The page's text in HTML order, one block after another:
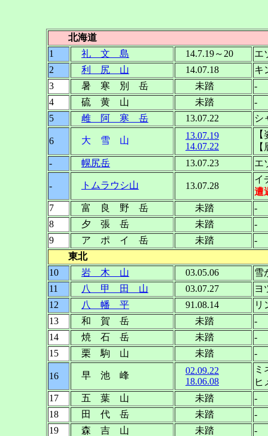
北海道
1
礼 文 島 14.7.19～20
エ
2
利 尻 山 14.07.18
キ
3
暑 寒 別 岳 未踏
-
4
硫 黄 山 未踏
-
5
雌 阿 寒 岳 13.07.22 シ
6 大 雪 山
13.07.19
14.07.22
-
幌尻岳 13.07.23 エ
- トムラウシ山 13.07.28
イ
遭
7
富 良 野 岳 未踏
-
8
夕 張 岳 未踏
-
9
ア ポ イ 岳 未踏
-
東北
10
岩 木 山 03.05.06
雪
11
八 甲 田 山 03.07.27
ヨ
12
八 幡 平 91.08.14
リ
13
和 賀 岳 未踏
-
14
焼 石 岳 未踏
-
15
栗 駒 山 未踏 -
16 早 池 峰
02.09.22
18.06.08
ミ
ヒ
17
五 葉 山 未踏
-
18
田 代 岳 未踏
-
19
森 吉 山 未踏
-